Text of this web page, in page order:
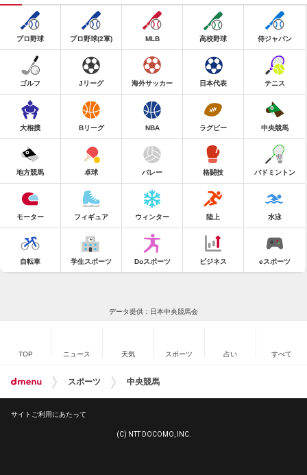
プロ野球 プロ野球(2軍) MLB 高校野球 侍ジャパン
ゴルフ Jリーグ 海外サッカー 日本代表 テニス
大相撲 Bリーグ NBA ラグビー 中央競馬
地方競馬 卓球 バレー 格闘技 バドミントン
モーター フィギュア ウィンター 陸上 水泳
自転車 学生スポーツ Doスポーツ ビジネス eスポーツ
データ提供：日本中央競馬会
TOP ニュース 天気 スポーツ 占い すべて
スポーツ 中央競馬
サイトご利用にあたって
(C) NTT DOCOMO, INC.